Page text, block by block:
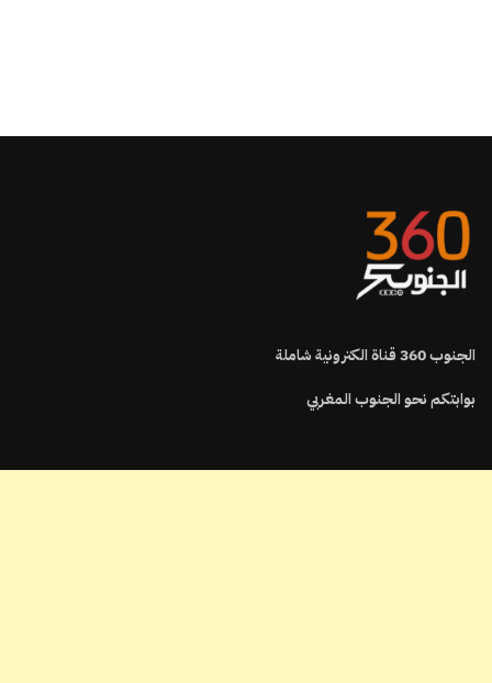
الجنوب360قناة الكترونية شاملة
بوابتكم نحو الجنوب المغربي